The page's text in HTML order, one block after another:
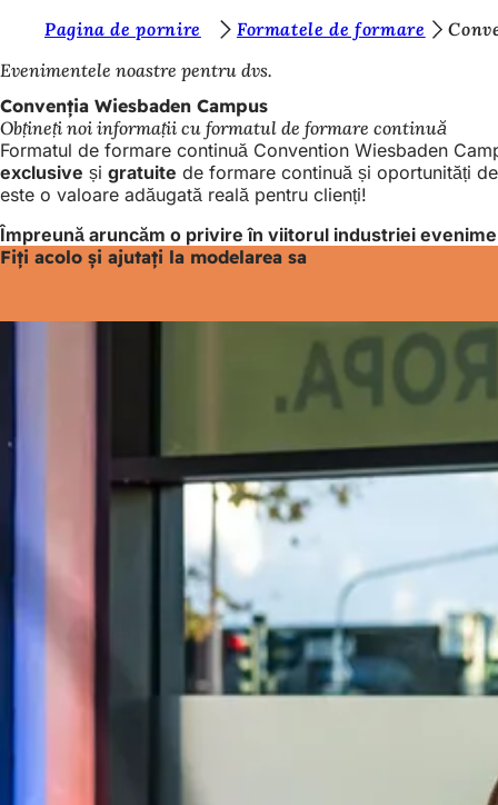
Salt la conținut
u
n
t
e
ț
i
Pagina de pornire Formatele de formare
Evenimentele noastre pentru dvs.
Convenția Wiesbaden Campus
Obțineți noi informații cu formatul de formare continuă
Formatul de formare continuă Convention Wiesbaden
exclusive și gratuite de formare continuă și oportunități
este o valoare adăugată reală pentru clienți!
Împreună aruncăm o privire în viitorul industriei
Fiți acolo și ajutați la modelarea sa